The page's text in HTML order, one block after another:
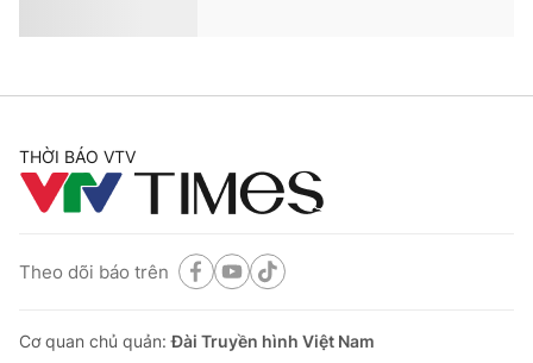
THỜI BÁO VTV
Theo dõi báo trên
Cơ quan chủ quản:Đài Truyền hình Việt Nam